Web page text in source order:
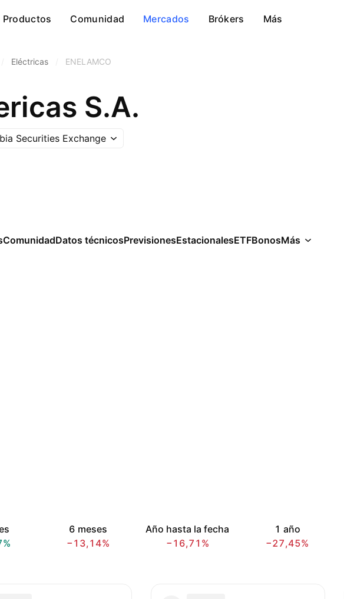
Productos Comunidad Mercados Brókers Más
Eléctricas ENELAMCO
S.A.
Securities Exchange
ComunidadDatos técnicosPrevisionesEstacionalesETFBonosMás
6 meses
−13,14%
Año hasta la fecha
−16,71%
1 año
−27,45%